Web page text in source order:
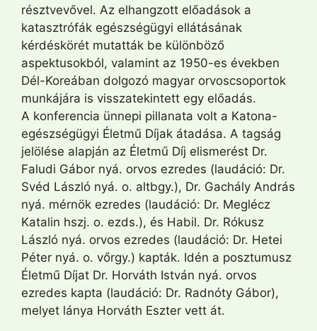
résztvevővel. Az elhangzott előadások a
katasztrófák egészségügyi ellátásának
kérdéskörét mutatták be különböző
aspektusokból, valamint az 1950-es években
Dél-Koreában dolgozó magyar orvoscsoportok
munkájára is visszatekintett egy előadás.
A konferencia ünnepi pillanata volt a Katona-
egészségügyi Életmű Díjak átadása. A tagság
jelölése alapján az Életmű Díj elismerést Dr.
Faludi Gábor nyá. orvos ezredes (laudáció: Dr.
Svéd László nyá. o. altbgy.), Dr. Gachály András
nyá. mérnök ezredes (laudáció: Dr. Meglécz
Katalin hszj. o. ezds.), és Habil. Dr. Rókusz
László nyá. orvos ezredes (laudáció: Dr. Hetei
Péter nyá. o. vőrgy.) kapták. Idén a posztumusz
Életmű Díjat Dr. Horváth István nyá. orvos
ezredes kapta (laudáció: Dr. Radnóty Gábor),
melyet lánya Horváth Eszter vett át.